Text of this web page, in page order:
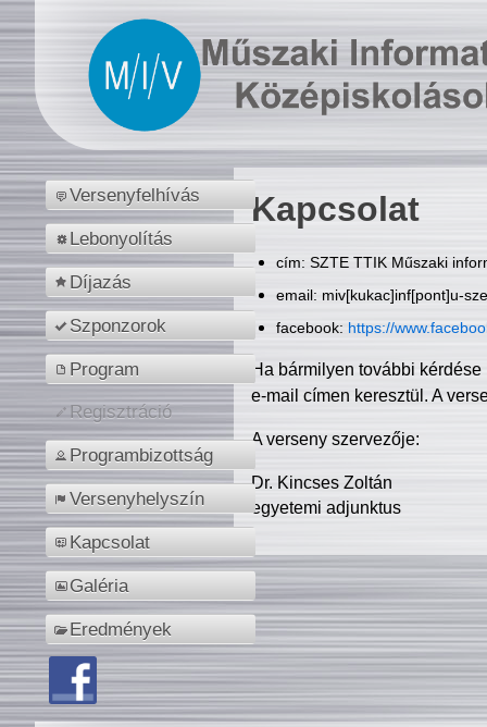
Versenyfelhívás
Lebonyolítás
Díjazás
Szponzorok
Program
Regisztráció
Programbizottság
Versenyhelyszín
Kapcsolat
Galéria
Eredmények
Kapcsolat
cím: SZTE TTIK Műszaki
email: miv[kukac]inf[pont]u-
facebook: https://
Ha bármilyen további
e-mail címen keresztül. A
A verseny szervezője:
Dr. Kincses Zoltán
egyetemi adjunktus